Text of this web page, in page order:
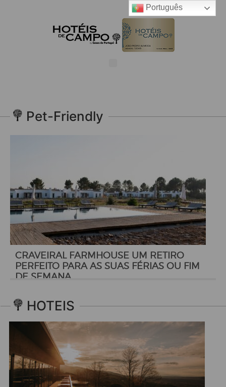
Pet-Friendly
CRAVEIRAL FARMHOUSE UM RETIRO
PERFEITO PARA AS SUAS FÉRIAS OU FIM
DE SEMANA
HOTEIS
Português